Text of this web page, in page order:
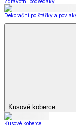
Dekorační polštářky a
Kusové koberce
Kusové koberce